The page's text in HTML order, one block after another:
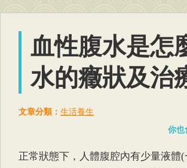
血性腹水是怎
水的癥狀及治
文章分類： 生活養生
你也
正常狀態下，人體腹腔內有少量液